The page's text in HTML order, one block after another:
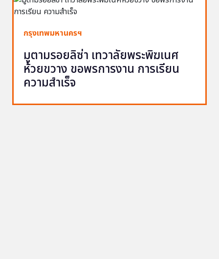
กรุงเทพมหานครฯ
มูตามรอยลิซ่า เทวาลัยพระพิฆเนศ
ห้วยขวาง ขอพรการงาน การเรียน
ความสำเร็จ